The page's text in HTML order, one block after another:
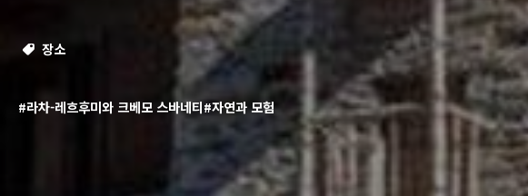
장소
#라차-레흐후미와 크베모 스바네티#자연과 모험